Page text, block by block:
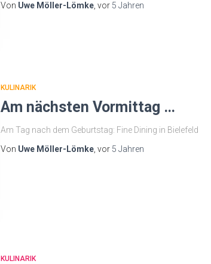
Von Uwe Möller-Lömke, vor 5 Jahren
KULINARIK
Am nächsten Vormittag …
Am Tag nach dem Geburtstag: Fine Dining in Bielefeld
Von Uwe Möller-Lömke , vor 5 Jahren
KULINARIK